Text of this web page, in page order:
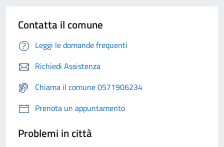
Contatta il comune
Leggi le domande frequenti
Richiedi Assistenza
Chiama il comune 0571906234
Prenota un appuntamento
Problemi in città